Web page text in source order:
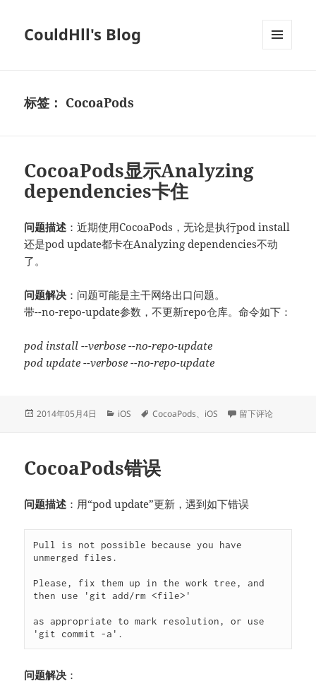
CouldHll's Blog
标签： CocoaPods
CocoaPods显示Analyzing
dependencies卡住
问题描述 ：近期使用CocoaPods，无论是执行pod install
还是pod update都卡在Analyzing dependencies不动
了。
问题解决 ：问题可能是主干网络出口问题。
带--no-repo-update参数，不更新repo仓库。命令如下：
pod install --verbose --no-repo-update
pod update --verbose --no-repo-update
发
2014年05月4日
分
iOS
标
CocoaPods、 iOS 于CocoaPods显示
留下评论
CocoaPods错误
问题描述 ：用“pod update”更新，遇到如下错误
Pull is not possible because you have
unmerged files.
Please, fix them up in the work tree, and
then use 'git add/rm <file>'
as appropriate to mark resolution, or use
'git commit -a'.
问题解决 ：